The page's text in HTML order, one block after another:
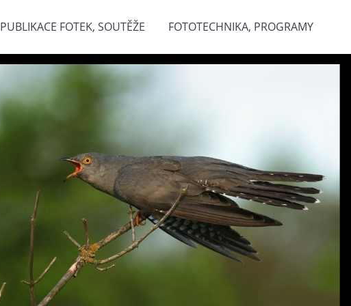
PUBLIKACE FOTEK, SOUTĚŽE FOTOTECHNIKA, PROGRAMY